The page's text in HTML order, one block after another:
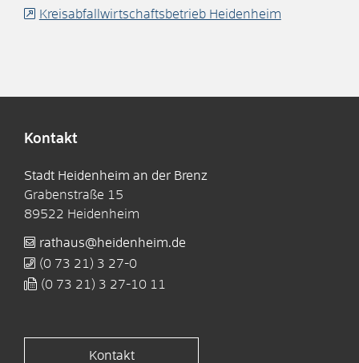
Kreisabfallwirtschaftsbetrieb Heidenheim
Kontakt
Stadt Heidenheim an der Brenz
Grabenstraße 15
89522 Heidenheim
rathaus@heidenheim.de
(0 73 21) 3 27-0
(0 73 21) 3 27-10 11
Kontakt